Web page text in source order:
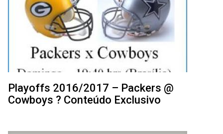
Playoffs 2016/2017 – Packers @
Cowboys ? Conteúdo Exclusivo